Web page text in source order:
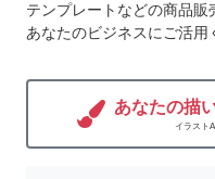
テンプレートなどの商品販
あなたのビジネスにご活用
あなたの描
イラスト